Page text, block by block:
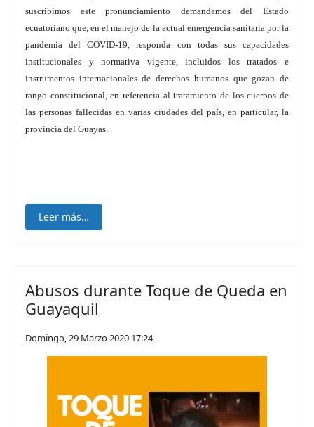
suscribimos este pronunciamiento demandamos del Estado
ecuatoriano que, en el manejo de la actual emergencia sanitaria por la
pandemia del COVID-19, responda con todas sus capacidades
institucionales y normativa vigente, incluidos los tratados e
instrumentos internacionales de derechos humanos que gozan de
rango constitucional, en referencia al tratamiento de los cuerpos de
las personas fallecidas en varias ciudades del país, en particular, la
provincia del Guayas.
Leer más…
Abusos durante Toque de Queda en
Guayaquil
Domingo, 29 Marzo 2020 17:24